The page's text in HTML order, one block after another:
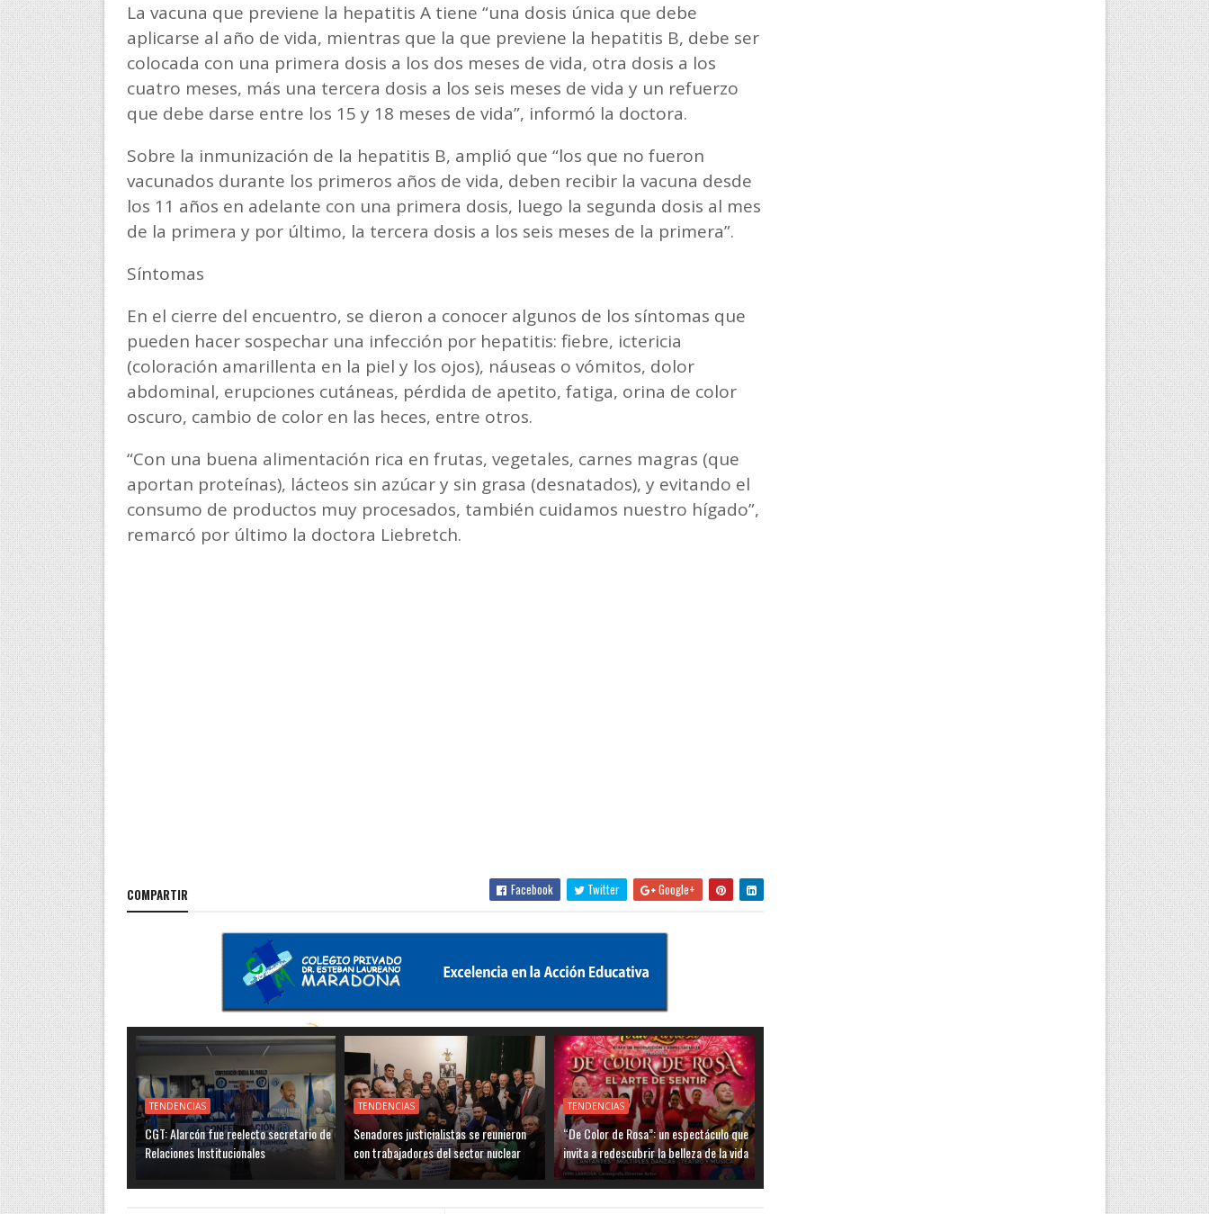
La vacuna que previene la hepatitis A tiene “una dosis única que debe
aplicarse al año de vida, mientras que la que previene la hepatitis B, debe ser
colocada con una primera dosis a los dos meses de vida, otra dosis a los
cuatro meses, más una tercera dosis a los seis meses de vida y un refuerzo
que debe darse entre los 15 y 18 meses de vida”, informó la doctora.
Sobre la inmunización de la hepatitis B, amplió que “los que no fueron
vacunados durante los primeros años de vida, deben recibir la vacuna desde
los 11 años en adelante con una primera dosis, luego la segunda dosis al mes
de la primera y por último, la tercera dosis a los seis meses de la primera”.
Síntomas
En el cierre del encuentro, se dieron a conocer algunos de los síntomas que
pueden hacer sospechar una infección por hepatitis: fiebre, ictericia
(coloración amarillenta en la piel y los ojos), náuseas o vómitos, dolor
abdominal, erupciones cutáneas, pérdida de apetito, fatiga, orina de color
oscuro, cambio de color en las heces, entre otros.
“Con una buena alimentación rica en frutas, vegetales, carnes magras (que
aportan proteínas), lácteos sin azúcar y sin grasa (desnatados), y evitando el
consumo de productos muy procesados, también cuidamos nuestro hígado”,
remarcó por último la doctora Liebretch.
COMPARTIR Facebook Twitter Google+
TENDENCIAS
CGT: Alarcón fue reelecto secretario de
Relaciones Institucionales
TENDENCIAS
Senadores justicialistas se reunieron
con trabajadores del sector nuclear
TENDENCIAS
“De Color de Rosa”: un espectáculo que
invita a redescubrir la belleza de la vida